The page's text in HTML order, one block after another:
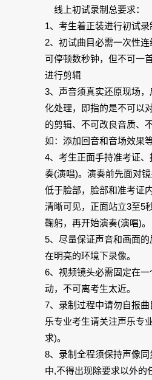
线上初试录制总要求：
1、考生着正装进行初试录
2、初试曲目必需一次性
可停顿数秒钟，但不可一
进行剪辑
3、声音须真实还原现场
化处理，即指的是不可以
的剪辑、不可改良音质、
如：添加回音和音场效果等
4、考生正面手持准考证
奏(演唱)。演奏前先面对
低于脸部，脸部和准考证
清晰可见，正面站立3至5
鞠躬，再开始演奏(演唱)。
5、尽量保证声音和画面
在明亮的环境下录像。
6、视频镜头必需固定在
动，不可离考生太近。
7、录制过程中请勿自报
乐专业考生请关注声乐专
求)。
8、录制全程须保持声像
中,不得出现除要求以外的